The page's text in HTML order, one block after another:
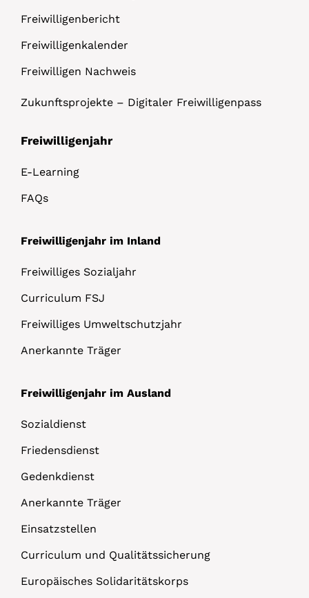
Freiwilligenbericht
Freiwilligenkalender
Freiwilligen Nachweis
Zukunftsprojekte – Digitaler Freiwilligenpass
Freiwilligenjahr
E-Learning
FAQs
Freiwilligenjahr im Inland
Freiwilliges Sozialjahr
Curriculum FSJ
Freiwilliges Umweltschutzjahr
Anerkannte Träger
Freiwilligenjahr im Ausland
Sozialdienst
Friedensdienst
Gedenkdienst
Anerkannte Träger
Einsatzstellen
Curriculum und Qualitätssicherung
Europäisches Solidaritätskorps